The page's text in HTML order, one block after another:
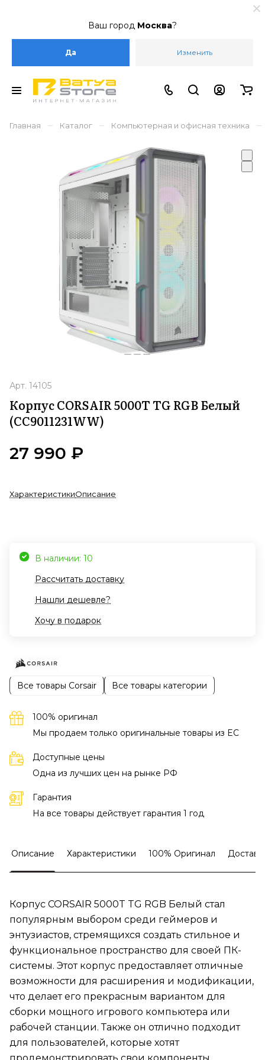
Ваш город Москва?
Да Изменить
Главная – Каталог – Компьютерная и офисная техника –
Арт. 14105
Корпус CORSAIR 5000T TG RGB Белый
(CC9011231WW)
27 990 ₽
ХарактеристикиОписание
В наличии: 10
Рассчитать доставку
Нашли дешевле?
Хочу в подарок
Все товары Corsair Все товары категории
100% оригинал
Мы продаем только оригинальные товары из EC
Доступные цены
Одна из лучших цен на рынке РФ
Гарантия
На все товары действует гарантия 1 год
Описание Характеристики 100% Оригинал
Корпус CORSAIR 5000T TG RGB Белый стал
популярным выбором среди геймеров и
энтузиастов, стремящихся создать стильное и
функциональное пространство для своей ПК-
системы. Этот корпус предоставляет отличные
возможности для расширения и модификации,
что делает его прекрасным вариантом для
сборки мощного игрового компьютера или
рабочей станции. Также он отлично подходит
для пользователей, которые хотят